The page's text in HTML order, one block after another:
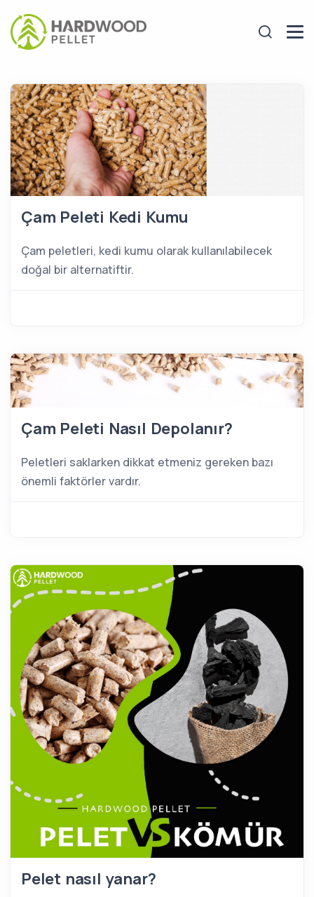
Çam Peleti Kedi Kumu
Çam peletleri, kedi kumu olarak kullanılabilecek
doğal bir alternatiftir.
Çam Peleti Nasıl Depolanır?
Peletleri saklarken dikkat etmeniz gereken bazı
önemli faktörler vardır.
Pelet nasıl yanar?